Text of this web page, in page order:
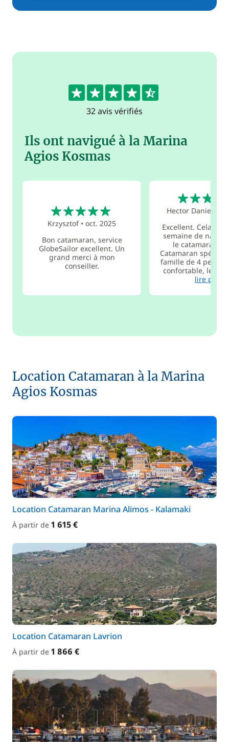
4.5
32 avis vérifiés
Ils ont navigué à la Marina
Agios Kosmas
Krzysztof•oct. 2025
Bon catamaran, service
GlobeSailor excellent. Un
grand merci à mon
conseiller.
Hector Daniel
Excellent. Cela
semaine de
le catamaran
Catamaran spécial
famille de 4
confortable, les
lire plus
Location Catamaran à la Marina
Agios Kosmas
Location Catamaran Marina Alimos - Kalamaki
À partir de 1 615 €
Location Catamaran Lavrion
À partir de 1 866 €